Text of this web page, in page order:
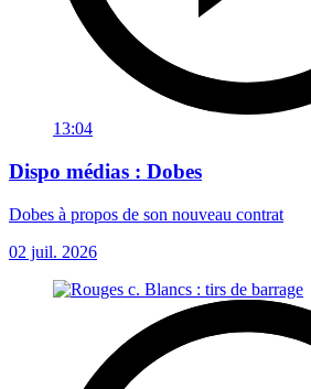
13:04
Dispo médias : Dobes
Dobes à propos de son nouveau contrat
02 juil. 2026